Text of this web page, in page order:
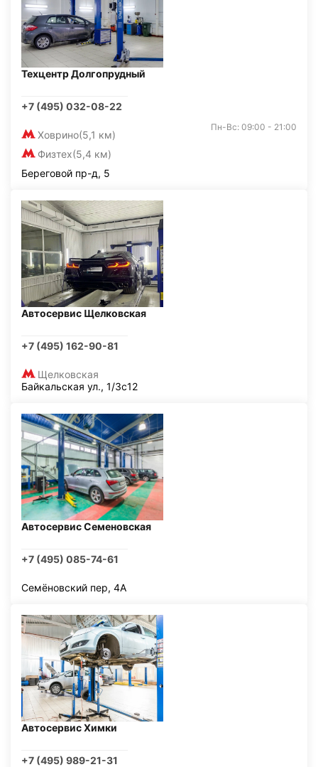
Техцентр Долгопрудный
+7 (495) 032-08-22
Ховрино(5,1 км)
Физтех(5,4 км)
Пн-Вс: 09:00 - 21:00
Береговой пр-д, 5
Автосервис Щелковская
+7 (495) 162-90-81
Щелковская
Байкальская ул., 1/3с12
Автосервис Семеновская
+7 (495) 085-74-61
Семёновский пер, 4А
Автосервис Химки
+7 (495) 989-21-31